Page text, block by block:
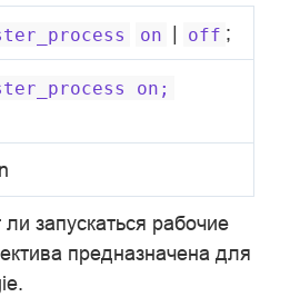
on | off ;
on;
запускаться рабочие
предназначена для